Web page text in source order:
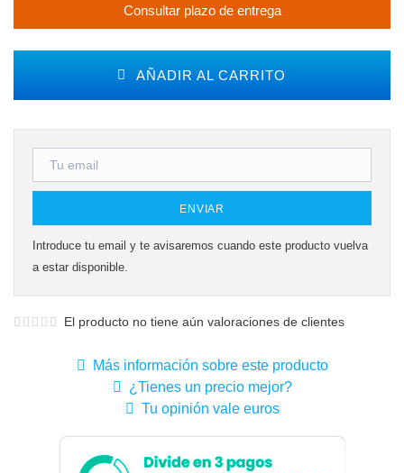
Consultar plazo de entrega
AÑADIR AL CARRITO
ENVIAR
Introduce tu email y te avisaremos cuando este producto vuelva
a estar disponible.
El producto no tiene aún valoraciones de clientes
Más información sobre este producto
¿Tienes un precio mejor?
Tu opinión vale euros